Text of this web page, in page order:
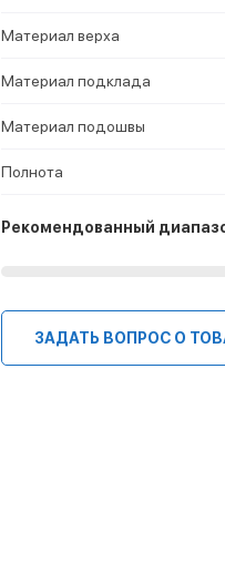
Материал верха
Материал подклада
Материал подошвы
Полнота
Рекомендованный
ЗАДАТЬ ВОПРОС О